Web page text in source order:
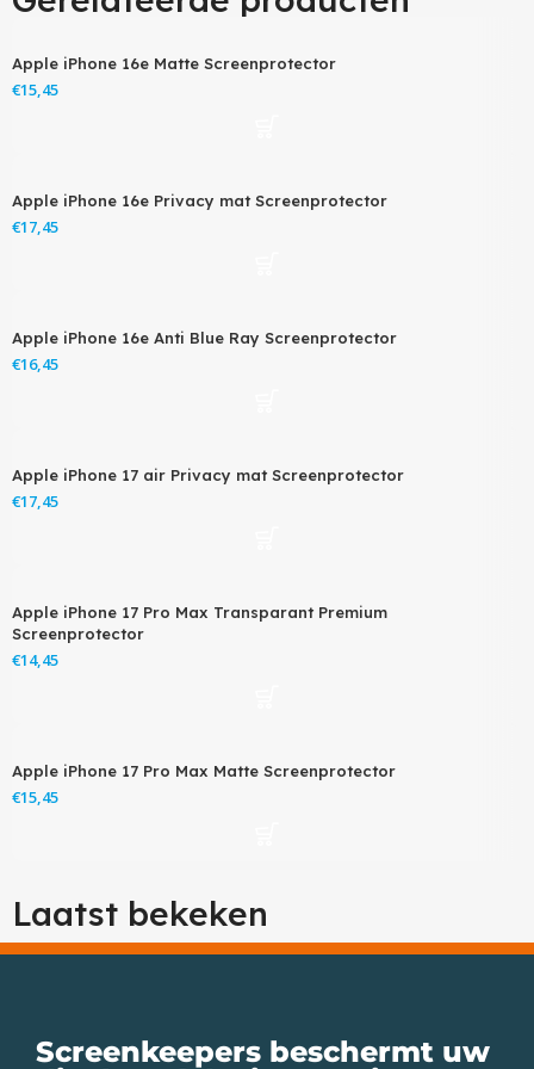
Apple iPhone 16e Matte Screenprotector
€
Apple iPhone 16e Privacy mat Screenprotector
€
Apple iPhone 16e Anti Blue Ray Screenprotector
€
Apple iPhone 17 air Privacy mat Screenprotector
€
Apple iPhone 17 Pro Max Transparant Premium
Screenprotector
€
Apple iPhone 17 Pro Max Matte Screenprotector
€
Laatst bekeken
Screenkeepers beschermt uw